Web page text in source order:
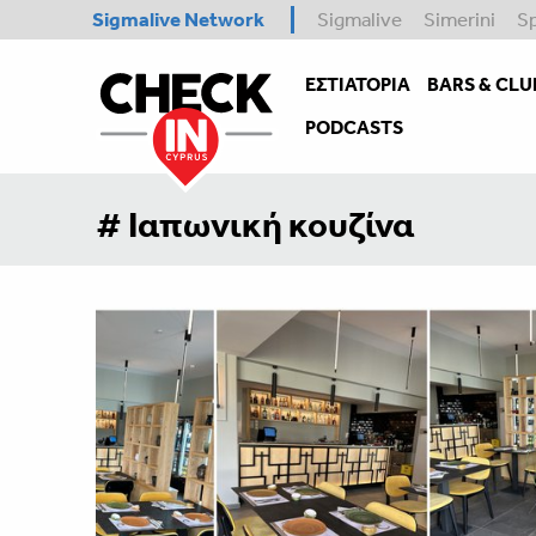
Sigmalive Network Sigmalive Simerini
ΕΣΤΙΑΤΌΡΙΑ
BARS &
PODCASTS
# Ιαπωνική κουζίνα